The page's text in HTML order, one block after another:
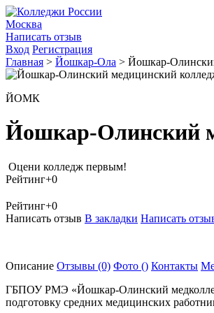
Москва
Написать отзыв
Вход Регистрация
Главная > Йошкар-Ола > Йошкар-
ЙОМК
Йошкар-Олинский
Оцени колледж первым!
Рейтинг+0
Рейтинг+0
Написать отзыв В закладки Написать
Описание Отзывы (0) Фото () Контакты
ГБПОУ РМЭ «Йошкар-Олинский
подготовку средних медицинских